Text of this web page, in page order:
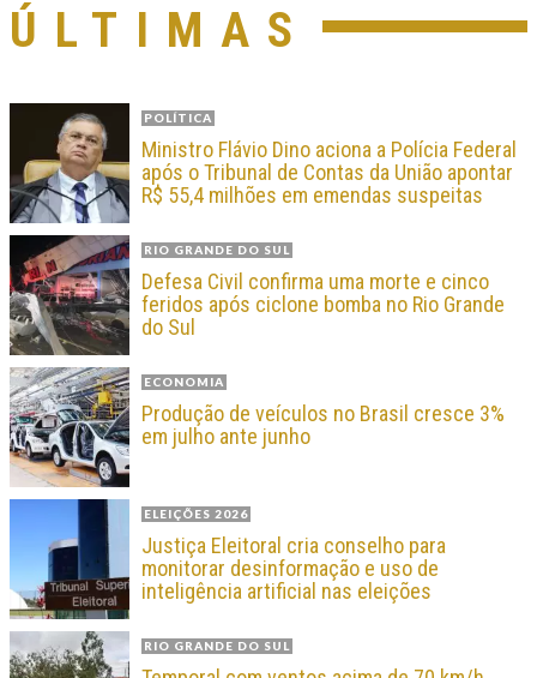
ÚLTIMAS
POLÍTICA
Ministro Flávio Dino aciona a Polícia Federal
após o Tribunal de Contas da União apontar
R$ 55,4 milhões em emendas suspeitas
RIO GRANDE DO SUL
Defesa Civil confirma uma morte e cinco
feridos após ciclone bomba no Rio Grande
do Sul
ECONOMIA
Produção de veículos no Brasil cresce 3%
em julho ante junho
ELEIÇÕES 2026
Justiça Eleitoral cria conselho para
monitorar desinformação e uso de
inteligência artificial nas eleições
RIO GRANDE DO SUL